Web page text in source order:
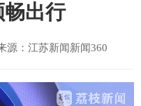
出行
源： 江苏新闻新闻360